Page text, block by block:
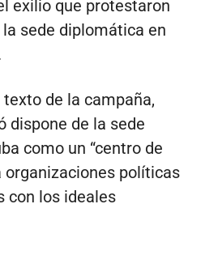
exilio que protestaron
sede diplomática en
de la campaña,
dispone de la sede
como un “centro de
organizaciones políticas
con los ideales